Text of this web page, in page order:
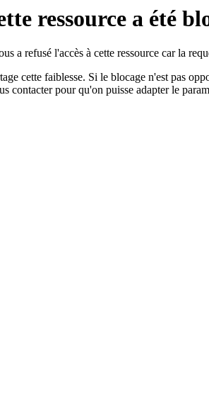
ressource a été
a refusé l'accès à cette ressource car la
cette faiblesse. Si le blocage n'est pas
contacter pour qu'on puisse adapter le